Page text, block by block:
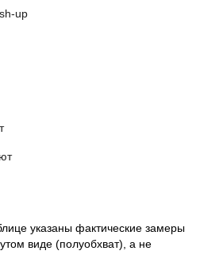
up
указаны фактические замеры
виде (полуобхват), а не